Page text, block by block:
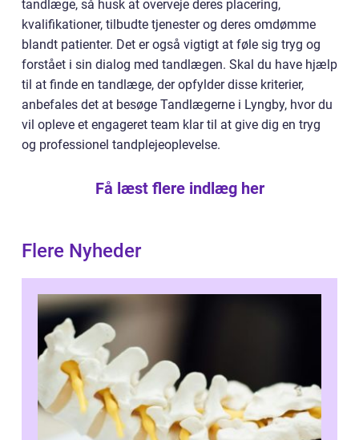
tandlæge, så husk at overveje deres placering,
kvalifikationer, tilbudte tjenester og deres omdømme
blandt patienter. Det er også vigtigt at føle sig tryg og
forstået i sin dialog med tandlægen. Skal du have hjælp
til at finde en tandlæge, der opfylder disse kriterier,
anbefales det at besøge Tandlægerne i Lyngby, hvor du
vil opleve et engageret team klar til at give dig en tryg
og professionel tandplejeoplevelse.
Få læst flere indlæg her
Flere Nyheder